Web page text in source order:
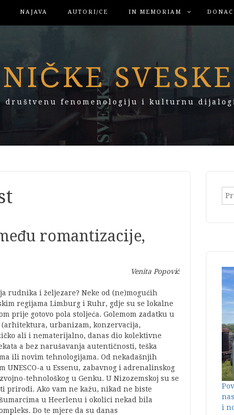
NAJAVA AUTORI/CE IN MEMORIAM
SVESKE
društvenu fenomenologiju i kulturnu
romantizacije,
Venita Popović
rudnika i željezare? Neke od (ne)mogućih
regijama Limburg i Ruhr, gdje su se lokalne
prije gotovo pola stoljeća. Golemom zadatku u
urbanizam, konzervacija,
ali i nematerijalno, danas dio kolektivne
a bez narušavanja autentičnosti, teška
ili novim tehnologijama. Od nekadašnjih
a u Essenu, zabavnog i adrenalinskog
tehnološkog u Genku. U Nizozemskoj su se
prirodi. Ako vam ne kažu, nikad ne biste
u Heerlenu i okolici nekad bila
Do te mjere da su danas
i